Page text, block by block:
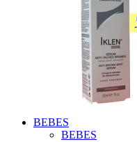
BEBES
BEBES